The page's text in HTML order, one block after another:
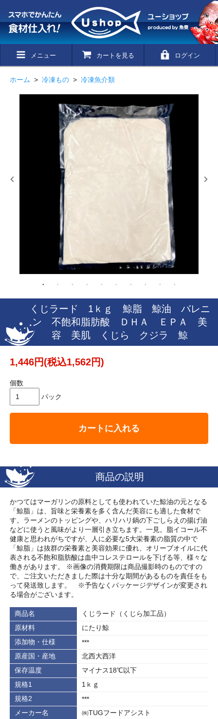
メニュー カートを見る ログイン
ホーム > 冷凍もの > 冷凍魚介類
くじラード 1ｋｇ 鯨脂 鯨油 バレニ
ン 不飽和脂肪酸 ＤＨＡ ＥＰＡ 美
容 美肌 くじら クジラ 鯨
1,446円(税込1,562円)
個数
パック
カートに入れる
商品の説明
かつてはマーガリンの原料としても使われていた鯨油の元となる
「鯨脂」は、旨味と栄養素を多く含んだ美容にも適した食材で
す。ラーメンのトッピングや、ハリハリ鍋の下ごしらえの揚げ油
などに使うと風味がより一層引き立ちます。一見。脂イコール不
健康と思われがちですが、人に必要な5大栄養素の脂質の中で
「鯨脂」は抜群の栄養素と美容効果に優れ、オリーブオイルに代
表される不飽和脂肪酸は血中コレステロールを下げる等、様々な
働きがあります。 ※画像の消費期限は商品撮影時のものですの
で、ご注文いただきました際は十分な期間があるものを責任をも
って発送致します。 ※予告なくパッケージデザインが変更され
る場合がございます。
商品名
くじラード（くじら加工品）
原材料
にたり鯨
添加物・仕様
***
原産国・産地
北西大西洋
保存温度
マイナス18℃以下
規格1
1ｋｇ
規格2
***
メーカー名
㈱TUGフードアシスト